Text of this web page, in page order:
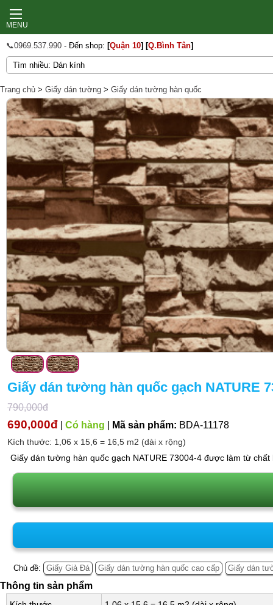
MENU
📞0969.537.990 - Đến shop: [Quận 10] [Q.Bình Tân]
Trang chủ > Giấy dán tường > Giấy dán tường hàn quốc
Giấy dán tường hàn quốc gạch NATURE
790,000đ
690,000đ Có hàng Mã sản phẩm: BDA-11178
Kích thước: 1,06 x 15,6 = 16,5 m2 (dài x rộng)
Giấy dán tường hàn quốc gạch NATURE 73004-4 được làm từ
Chủ đề: Giấy Giả Đá Giấy dán tường hàn quốc cao cấp Giấy dán
Thông tin sản phẩm